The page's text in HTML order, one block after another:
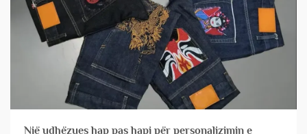
Një udhëzues hap pas hapi për personalizimin e